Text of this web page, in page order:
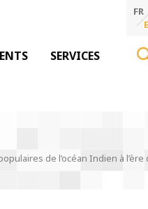
SERVICES
FR
de l’océan Indien à l’ère